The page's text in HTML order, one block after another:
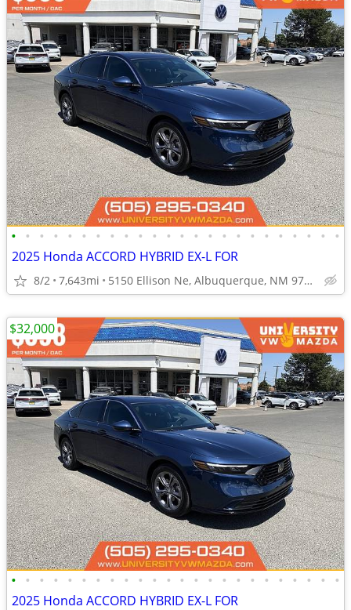
• • • • • • • • • • • • • • • • • • • • • • • •
2025 Honda ACCORD HYBRID EX-L FOR
8/2 7,643mi 5150 Ellison Ne, Albuquerque, NM 97109
• • • • • • • • • • • • • • • • • • • • • • • •
2025 Honda ACCORD HYBRID EX-L FOR
$32,000